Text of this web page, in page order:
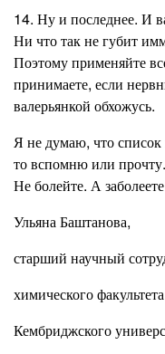
14. Ну и последнее. И
Ни что так не губит
Поэтому применяйте
принимаете, если
валерьянкой обхожусь.
Я не думаю, что
то вспомню или прочту.
Не болейте. А
Ульяна Баштанова,
старший научный
химического факультета
Кембриджского